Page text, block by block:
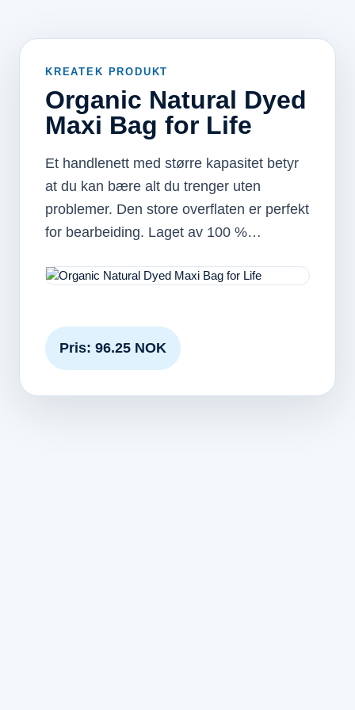
KREATEK PRODUKT
Organic Natural Dyed
Maxi Bag for Life
Et handlenett med større kapasitet betyr
at du kan bære alt du trenger uten
problemer. Den store overflaten er perfekt
for bearbeiding. Laget av 100 %…
Pris: 96.25 NOK